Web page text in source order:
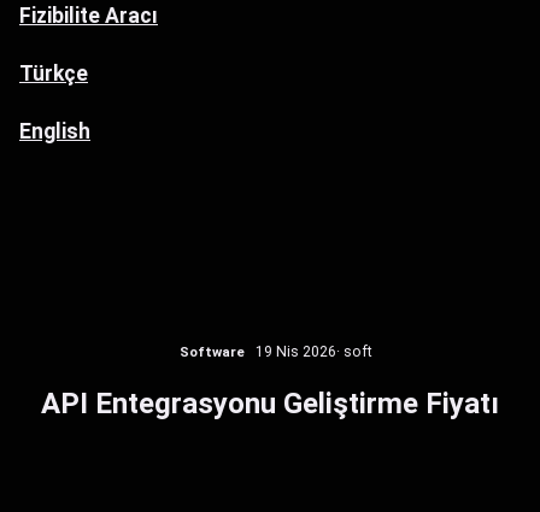
Fizibilite Aracı
Türkçe
English
Software 19 Nis 2026· soft
API Entegrasyonu Geliştirme Fiyatı